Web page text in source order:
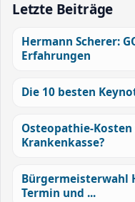
Letzte Beiträge
Hermann Scherer:
Erfahrungen
Die 10 besten
Osteopathie-Kosten
Krankenkasse?
Bürgermeisterwahl
Termin und ...